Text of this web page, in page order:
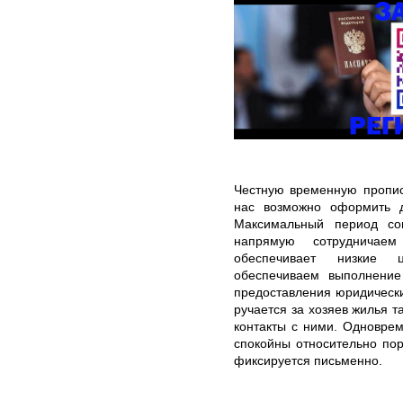
Честную временную
нас возможно оформить
Максимальный период
напрямую
обеспечивает низкие
обеспечиваем
предоставления
ручается за хозяев жилья
контакты с ними.
спокойны относительно
фиксируется письменно.